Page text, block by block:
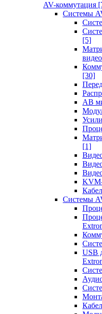
AV-коммутация
Системы
[5]
[30]
АВ
[1]
Системы
USB